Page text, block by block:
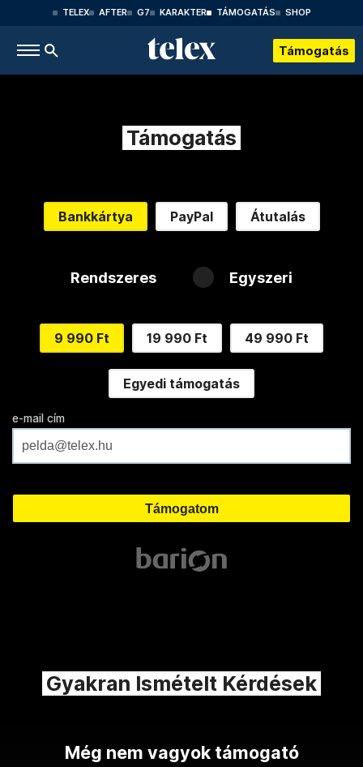
TELEX AFTER G7 KARAKTER TÁMOGATÁS SHOP
Támogatás
Támogatás
Bankkártya PayPal Átutalás
Rendszeres Egyszeri
9 990 Ft 19 990 Ft 49 990 Ft
Egyedi támogatás
e-mail cím
Gyakran Ismételt Kérdések
Még nem vagyok támogató